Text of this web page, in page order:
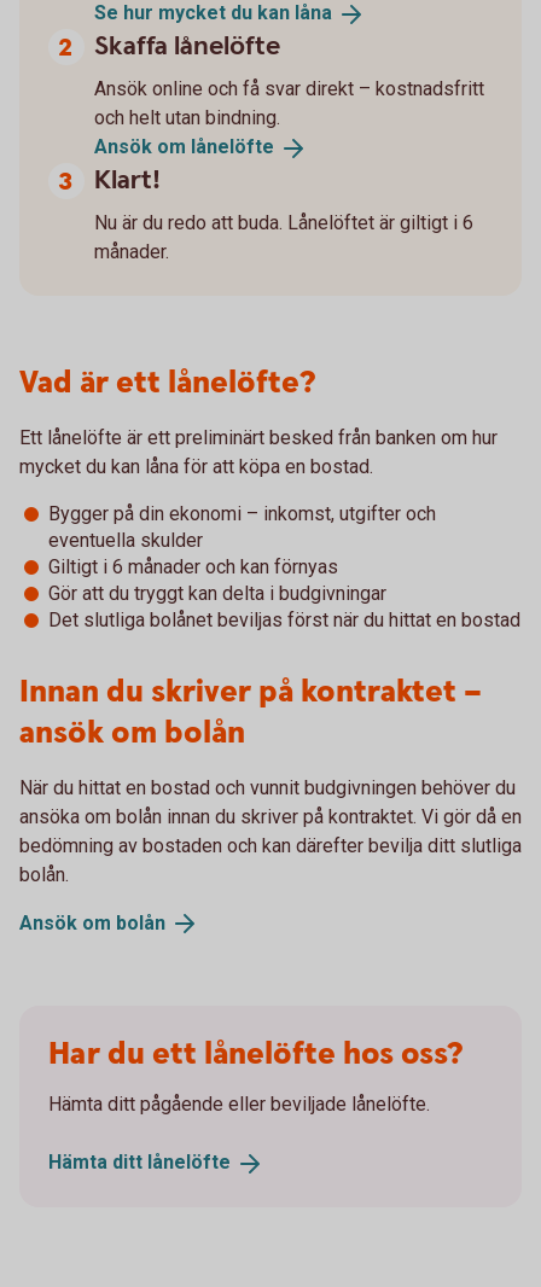
Se hur mycket du kan låna
Skaffa lånelöfte
Ansök online och få svar direkt – kostnadsfritt
och helt utan bindning.
Ansök om lånelöfte
Klart!
Nu är du redo att buda. Lånelöftet är giltigt i 6
månader.
Vad är ett lånelöfte?
Ett lånelöfte är ett preliminärt besked från banken om hur
mycket du kan låna för att köpa en bostad.
Bygger på din ekonomi – inkomst, utgifter och
eventuella skulder
Giltigt i 6 månader och kan förnyas
Gör att du tryggt kan delta i budgivningar
Det slutliga bolånet beviljas först när du hittat en bostad
Innan du skriver på kontraktet –
ansök om bolån
När du hittat en bostad och vunnit budgivningen behöver du
ansöka om bolån innan du skriver på kontraktet. Vi gör då en
bedömning av bostaden och kan därefter bevilja ditt slutliga
bolån.
Ansök om bolån
Har du ett lånelöfte hos oss?
Hämta ditt pågående eller beviljade lånelöfte.
Hämta ditt lånelöfte